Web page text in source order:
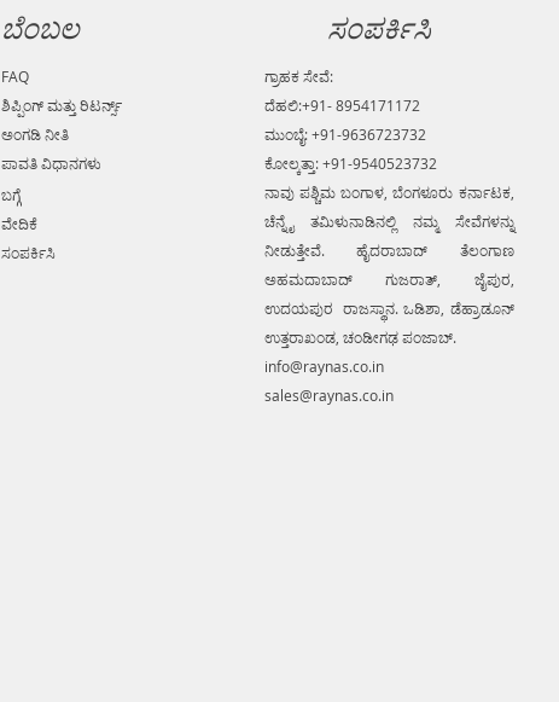
ಬೆಂಬಲ
FAQ
ಶಿಪ್ಪಿಂಗ್ ಮತ್ತು ರಿಟರ್ನ್ಸ್
ಅಂಗಡಿ ನೀತಿ
ಪಾವತಿ ವಿಧಾನಗಳು
ಬಗ್ಗೆ
ವೇದಿಕೆ
ಸಂಪರ್ಕಿಸಿ
ಸಂಪರ್ಕಿಸಿ
ಗ್ರಾಹಕ ಸೇವೆ:
ದೆಹಲಿ:+91- 8954171172
ಮುಂಬೈ: +91-9636723732
ಕೋಲ್ಕತ್ತಾ: +91-9540523732
ನಾವು ಪಶ್ಚಿಮ ಬಂಗಾಳ, ಬೆಂಗಳೂರು ಕರ್ನಾಟಕ,
ಚೆನ್ನೈ ತಮಿಳುನಾಡಿನಲ್ಲಿ ನಮ್ಮ ಸೇವೆಗಳನ್ನು
ನೀಡುತ್ತೇವೆ. ಹೈದರಾಬಾದ್ ತೆಲಂಗಾಣ
ಅಹಮದಾಬಾದ್ ಗುಜರಾತ್, ಜೈಪುರ,
ಉದಯಪುರ ರಾಜಸ್ಥಾನ. ಒಡಿಶಾ, ಡೆಹ್ರಾಡೂನ್
ಉತ್ತರಾಖಂಡ, ಚಂಡೀಗಢ ಪಂಜಾಬ್.
info@raynas.co.in
sales@raynas.co.in